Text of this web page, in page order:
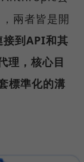
兩者皆是開
到API和其
理，核心目
標準化的溝